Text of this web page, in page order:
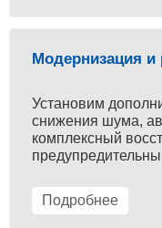
Модернизация и
Установим
снижения шума,
комплексный
Подробнее